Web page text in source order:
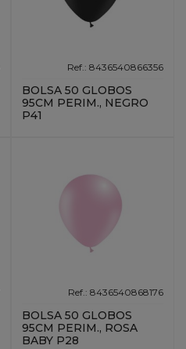
Ref.: 8436540866356
BOLSA 50 GLOBOS
95CM PERIM., NEGRO
P41
Ref.: 8436540868176
BOLSA 50 GLOBOS
95CM PERIM., ROSA
BABY P28